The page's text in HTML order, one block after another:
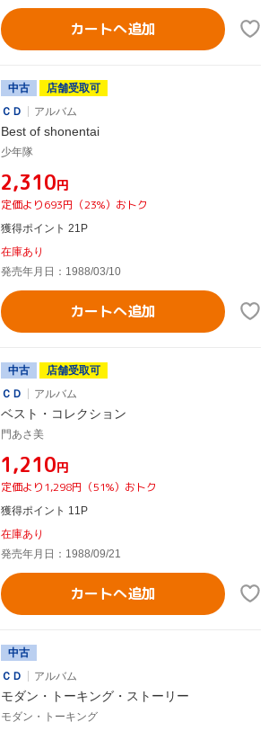
カートへ追加
中古
店舗受取可
ＣＤ
アルバム
Best of shonentai
少年隊
¥2,310円
定価より693円（23%）おトク
獲得ポイント 21P
在庫あり
発売年月日：1988/03/10
カートへ追加
中古
店舗受取可
ＣＤ
アルバム
ベスト・コレクション
門あさ美
¥1,210円
定価より1,298円（51%）おトク
獲得ポイント 11P
在庫あり
発売年月日：1988/09/21
カートへ追加
中古
ＣＤ
アルバム
モダン・トーキング・ストーリー
モダン・トーキング